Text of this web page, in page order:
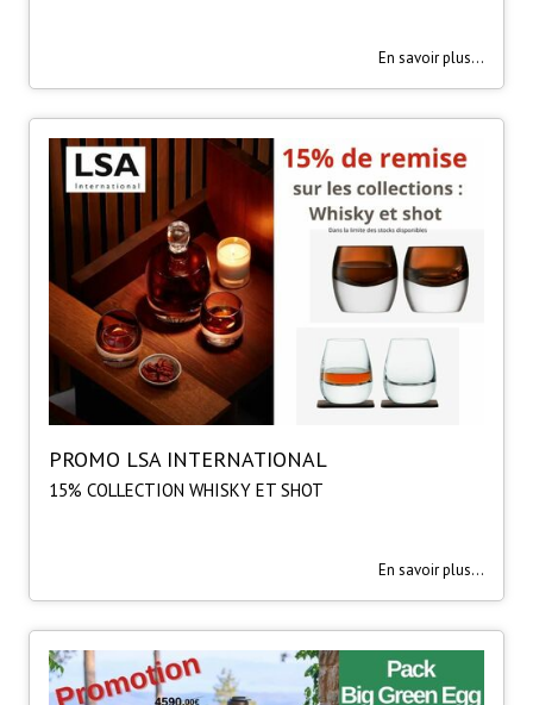
En savoir plus...
PROMO LSA INTERNATIONAL
15% COLLECTION WHISKY ET SHOT
En savoir plus...